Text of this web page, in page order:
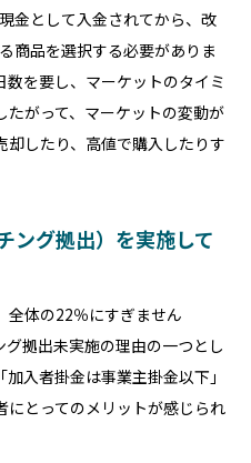
金として入金されてから、改
商品を選択する必要がありま
を要し、マーケットのタイミ
たがって、マーケットの変動が
したり、高値で購入したりす
ング拠出）を実施して
全体の22％にすぎません
グ拠出未実施の理由の一つとし
入者掛金は事業主掛金以下」
にとってのメリットが感じられ